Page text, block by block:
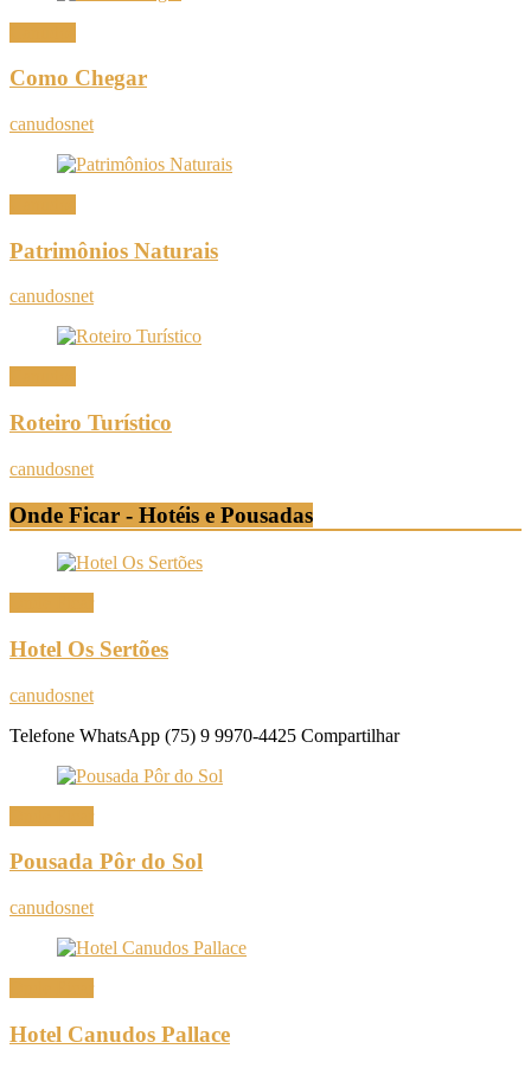
Como Chegar
canudosnet
Patrimônios Naturais
canudosnet
Roteiro Turístico
canudosnet
Onde Ficar - Hotéis e Pousadas
Hotel Os Sertões
canudosnet
Telefone WhatsApp (75) 9 9970-4425 Compartilhar
Pousada Pôr do Sol
canudosnet
Hotel Canudos Pallace